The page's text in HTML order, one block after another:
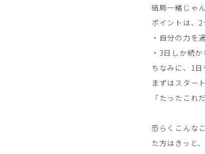
結局一緒じゃ
ポイントは、2
・自分の力を
・3日しか続
ちなみに、1
まずはスター
「たったこれ
恐らくこんな
た方はきっと